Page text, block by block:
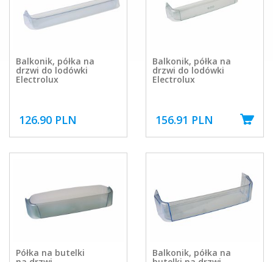
Balkonik, półka na
drzwi do lodówki
Electrolux
126.90 PLN
Balkonik, półka na
drzwi do lodówki
Electrolux
156.91 PLN
Półka na butelki Balkonik, półka na